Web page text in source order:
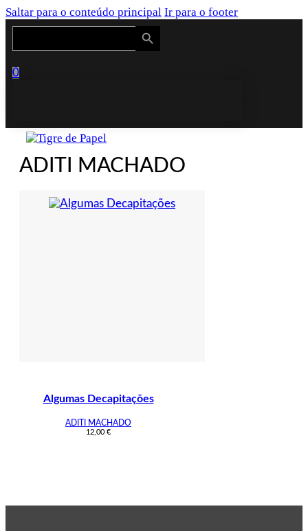
Saltar para o conteúdo principal Ir para o footer
Search
Search Button
0
ADITI MACHADO
Algumas Decapitações
ADITI MACHADO
12,00 €